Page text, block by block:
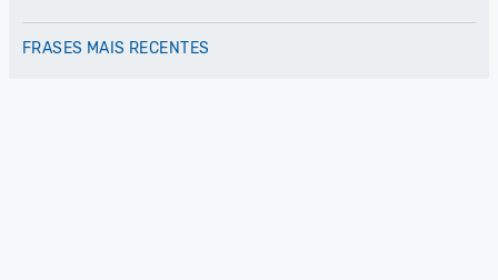
FRASES MAIS RECENTES